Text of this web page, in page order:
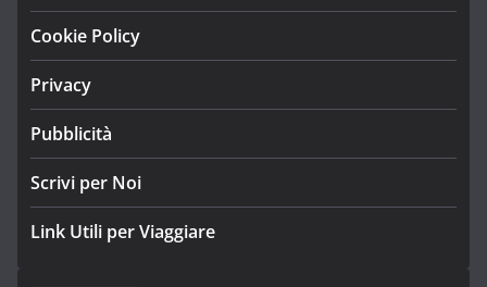
Cookie Policy
Privacy
Pubblicità
Scrivi per Noi
Link Utili per Viaggiare